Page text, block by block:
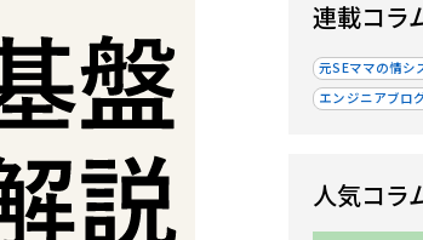
連載コラ
元SEママの情シ
エンジニアブロ
人気コラ